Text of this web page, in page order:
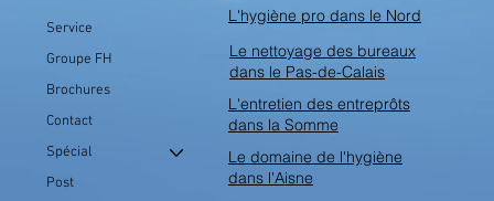
Service
Groupe FH
Brochures
Contact
Spécial
Post
L'hygiène pro dans le Nord
Le nettoyage des bureaux
dans le Pas-de-Calais
L'entretien des entreprôts
dans la Somme
Le domaine de l'hygiène
dans l'Aisne